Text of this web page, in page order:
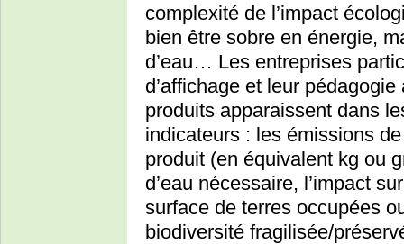
complexité de l’impact
bien être sobre en énergie,
d’eau… Les entreprises
d’affichage et leur
produits apparaissent dans
indicateurs : les émissions
produit (en équivalent kg ou
d’eau nécessaire, l’impact
surface de terres occupées
biodiversité fragilisée/